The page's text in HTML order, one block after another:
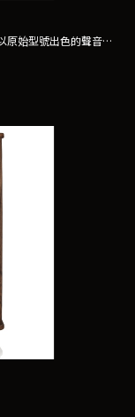
F501SP 是 F501 揚聲器的英國製造版本。F501SP 以原始型號出色的聲音性能和美觀為基礎。 *鋼琴烤漆(胡桃木)$197,200